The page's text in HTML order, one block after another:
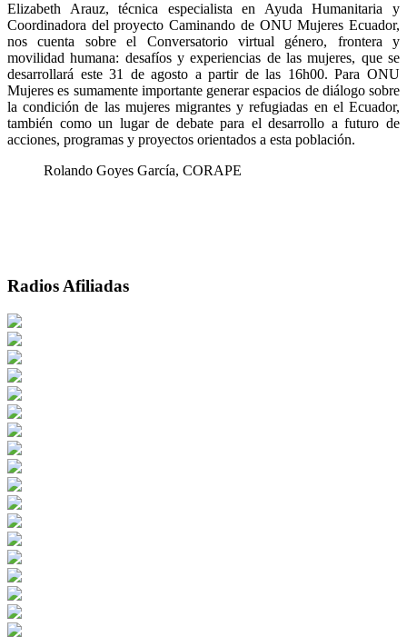
Elizabeth Arauz, técnica especialista en Ayuda Humanitaria y
Coordinadora del proyecto Caminando de ONU Mujeres Ecuador,
nos cuenta sobre el Conversatorio virtual género, frontera y
movilidad humana: desafíos y experiencias de las mujeres, que se
desarrollará este 31 de agosto a partir de las 16h00. Para ONU
Mujeres es sumamente importante generar espacios de diálogo sobre
la condición de las mujeres migrantes y refugiadas en el Ecuador,
también como un lugar de debate para el desarrollo a futuro de
acciones, programas y proyectos orientados a esta población.
Rolando Goyes García, CORAPE
Radios Afiliadas